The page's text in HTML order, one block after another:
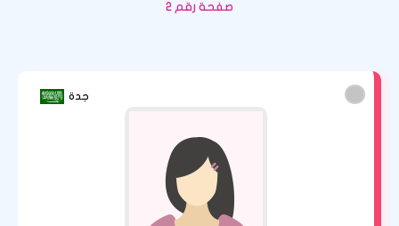
صفحة رقم 2
جدة